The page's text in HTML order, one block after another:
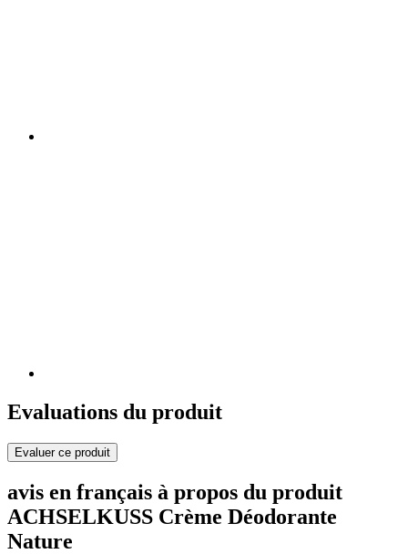
Evaluations du produit
Evaluer ce produit
avis en français à propos du produit
ACHSELKUSS Crème Déodorante
Nature